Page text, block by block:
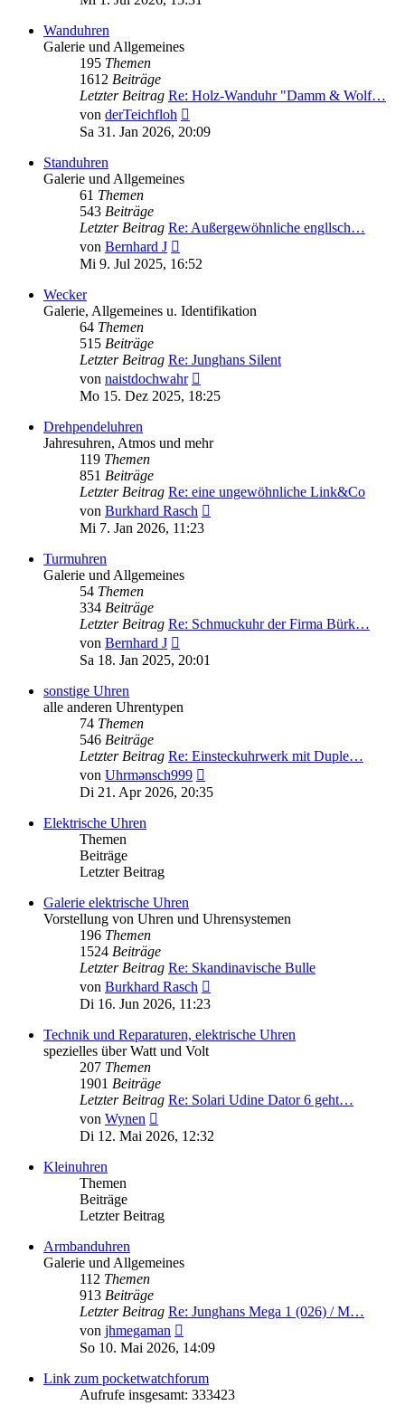
Wanduhren
Galerie und Allgemeines
195 Themen
1612 Beiträge
Letzter Beitrag Re: Holz-Wanduhr "Damm & Wolf…
von derTeichfloh
Beitrag
Sa 31. Jan 2026, 20:09
Standuhren
Galerie und Allgemeines
61 Themen
543 Beiträge
Letzter Beitrag Re: Außergewöhnliche engllsch…
von Bernhard J
Beitrag
Mi 9. Jul 2025, 16:52
Wecker
Galerie, Allgemeines u. Identifikation
64 Themen
515 Beiträge
Letzter Beitrag Re: Junghans Silent
von naistdochwahr
Beitrag
Mo 15. Dez 2025, 18:25
Drehpendeluhren
Jahresuhren, Atmos und mehr
119 Themen
851 Beiträge
Letzter Beitrag Re: eine ungewöhnliche Link&Co
von Burkhard Rasch
Mi 7. Jan 2026, 11:23
Turmuhren
Galerie und Allgemeines
54 Themen
334 Beiträge
Letzter Beitrag Re: Schmuckuhr der Firma Bürk…
von Bernhard J
Beitrag
Sa 18. Jan 2025, 20:01
sonstige Uhren
alle anderen Uhrentypen
74 Themen
546 Beiträge
Letzter Beitrag Re: Einsteckuhrwerk mit Duple…
von Uhrmənsch999
Beitrag
Di 21. Apr 2026, 20:35
Elektrische Uhren
Themen
Beiträge
Letzter Beitrag
Galerie elektrische Uhren
Vorstellung von Uhren und Uhrensystemen
196 Themen
1524 Beiträge
Letzter Beitrag Re: Skandinavische Bulle
von Burkhard Rasch
Di 16. Jun 2026, 11:23
Technik und Reparaturen, elektrische Uhren
spezielles über Watt und Volt
207 Themen
1901 Beiträge
Letzter Beitrag Re: Solari Udine Dator 6 geht…
von Wynen
Beitrag
Di 12. Mai 2026, 12:32
Kleinuhren
Themen
Beiträge
Letzter Beitrag
Armbanduhren
Galerie und Allgemeines
112 Themen
913 Beiträge
Letzter Beitrag Re: Junghans Mega 1 (026) / M…
von jhmegaman
Beitrag
So 10. Mai 2026, 14:09
Link zum pocketwatchforum
Aufrufe insgesamt: 333423